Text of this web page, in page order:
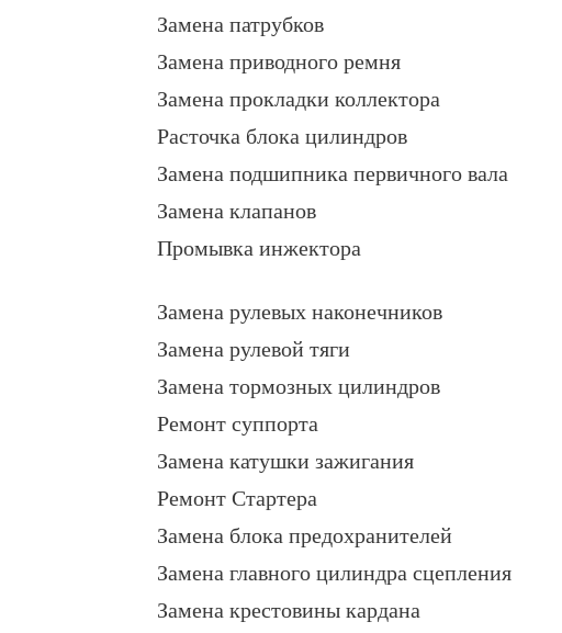
Замена патрубков
Замена приводного ремня
Замена прокладки коллектора
Расточка блока цилиндров
Замена подшипника первичного вала
Замена клапанов
Промывка инжектора
Замена рулевых наконечников
Замена рулевой тяги
Замена тормозных цилиндров
Ремонт суппорта
Замена катушки зажигания
Ремонт Стартера
Замена блока предохранителей
Замена главного цилиндра сцепления
Замена крестовины кардана